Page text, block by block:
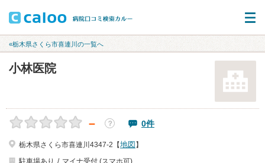
«栃木県さくら市喜連川の一覧へ
小林医院
－ ？ 0件
栃木県さくら市喜連川4347-2【地図 】
駐車場あり
マイナ受付 (スマホ可)